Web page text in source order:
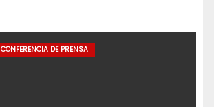
CONFERENCIA DE PRENSA